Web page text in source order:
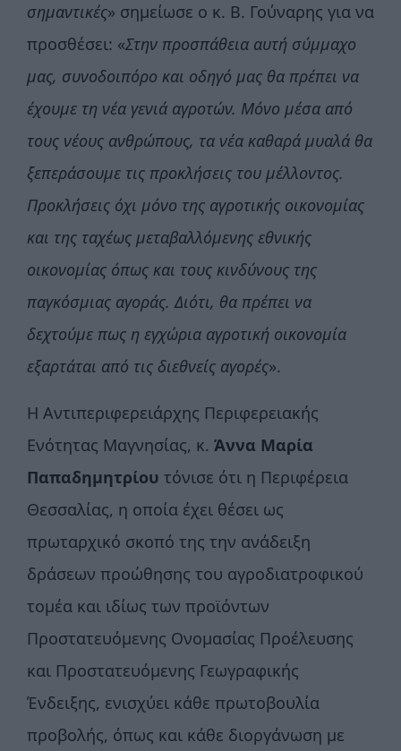
σημαντικές» σημείωσε ο κ. Β. Γούναρης για να
προσθέσει: «Στην προσπάθεια αυτή σύμμαχο
μας, συνοδοιπόρο και οδηγό μας θα πρέπει να
έχουμε τη νέα γενιά αγροτών. Μόνο μέσα από
τους νέους ανθρώπους, τα νέα καθαρά μυαλά θα
ξεπεράσουμε τις προκλήσεις του μέλλοντος.
Προκλήσεις όχι μόνο της αγροτικής οικονομίας
και της ταχέως μεταβαλλόμενης εθνικής
οικονομίας όπως και τους κινδύνους της
παγκόσμιας αγοράς. Διότι, θα πρέπει να
δεχτούμε πως η εγχώρια αγροτική οικονομία
εξαρτάται από τις διεθνείς αγορές».
Η Αντιπεριφερειάρχης Περιφερειακής
Ενότητας Μαγνησίας, κ. Άννα Μαρία
Παπαδημητρίου τόνισε ότι η Περιφέρεια
Θεσσαλίας, η οποία έχει θέσει ως
πρωταρχικό σκοπό της την ανάδειξη
δράσεων προώθησης του αγροδιατροφικού
τομέα και ιδίως των προϊόντων
Προστατευόμενης Ονομασίας Προέλευσης
και Προστατευόμενης Γεωγραφικής
Ένδειξης, ενισχύει κάθε πρωτοβουλία
προβολής, όπως και κάθε διοργάνωση με